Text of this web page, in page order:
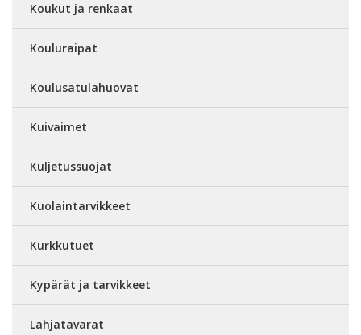
Koukut ja renkaat
Kouluraipat
Koulusatulahuovat
Kuivaimet
Kuljetussuojat
Kuolaintarvikkeet
Kurkkutuet
Kypärät ja tarvikkeet
Lahjatavarat